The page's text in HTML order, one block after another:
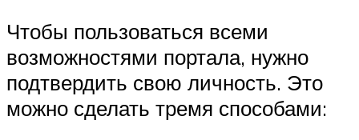
Чтобы пользоваться всеми
возможностями портала, нужно
подтвердить свою личность. Это
можно сделать тремя способами: